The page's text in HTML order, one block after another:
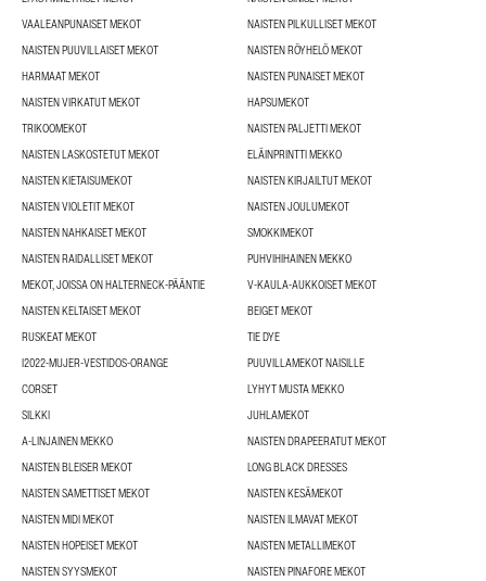
VAALEANPUNAISET MEKOT
NAISTEN PILKULLISET MEKOT
NAISTEN PUUVILLAISET MEKOT
NAISTEN RÖYHELÖ MEKOT
HARMAAT MEKOT
NAISTEN PUNAISET MEKOT
NAISTEN VIRKATUT MEKOT
HAPSUMEKOT
TRIKOOMEKOT
NAISTEN PALJETTI MEKOT
NAISTEN LASKOSTETUT MEKOT
ELÄINPRINTTI MEKKO
NAISTEN KIETAISUMEKOT
NAISTEN KIRJAILTUT MEKOT
NAISTEN VIOLETIT MEKOT
NAISTEN JOULUMEKOT
NAISTEN NAHKAISET MEKOT
SMOKKIMEKOT
NAISTEN RAIDALLISET MEKOT
PUHVIHIHAINEN MEKKO
MEKOT, JOISSA ON HALTERNECK-PÄÄNTIE
V-KAULA-AUKKOISET MEKOT
NAISTEN KELTAISET MEKOT
BEIGET MEKOT
RUSKEAT MEKOT
TIE DYE
I2022-MUJER-VESTIDOS-ORANGE
PUUVILLAMEKOT NAISILLE
CORSET
LYHYT MUSTA MEKKO
SILKKI
JUHLAMEKOT
A-LINJAINEN MEKKO
NAISTEN DRAPEERATUT MEKOT
NAISTEN BLEISER MEKOT
LONG BLACK DRESSES
NAISTEN SAMETTISET MEKOT
NAISTEN KESÄMEKOT
NAISTEN MIDI MEKOT
NAISTEN ILMAVAT MEKOT
NAISTEN HOPEISET MEKOT
NAISTEN METALLIMEKOT
NAISTEN SYYSMEKOT
NAISTEN PINAFORE MEKOT